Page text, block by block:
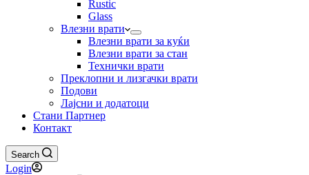
Rustic
Glass
Влезни врати
Влезни врати за куќи
Влезни врати за стан
Технички врати
Преклопни и лизгачки врати
Подови
Лајсни и додатоци
Стани Партнер
Контакт
Search
Login